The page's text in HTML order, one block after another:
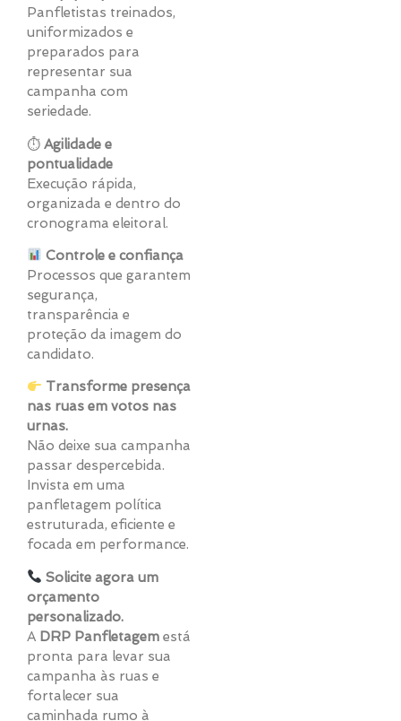
Panfletistas treinados,
uniformizados e
preparados para
representar sua
campanha com
seriedade.
⏱ Agilidade e
pontualidade
Execução rápida,
organizada e dentro do
cronograma eleitoral.
Controle e confiança
Processos que garantem
segurança,
transparência e
proteção da imagem do
candidato.
Transforme presença
nas ruas em votos nas
urnas.
Não deixe sua campanha
passar despercebida.
Invista em uma
panfletagem política
estruturada, eficiente e
focada em performance.
Solicite agora um
orçamento
personalizado.
A DRP Panfletagem está
pronta para levar sua
campanha às ruas e
fortalecer sua
caminhada rumo à